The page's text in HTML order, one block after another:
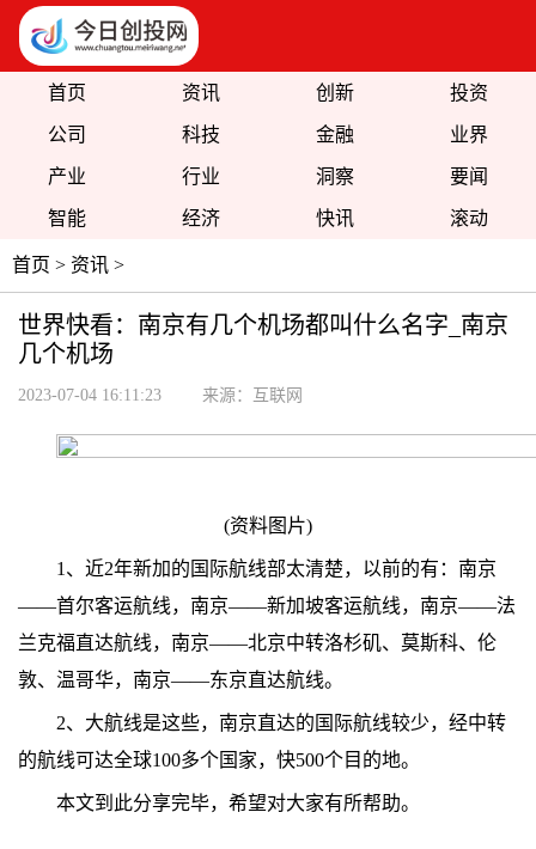
首页 资讯 创新 投资
公司 科技 金融 业界
产业 行业 洞察 要闻
智能 经济 快讯 滚动
首页 > 资讯 >
世界快看：南京有几个机场都叫什么名字_南京
几个机场
2023-07-04 16:11:23 来源：互联网
(资料图片)
1、近2年新加的国际航线部太清楚，以前的有：南京
——首尔客运航线，南京——新加坡客运航线，南京——法
兰克福直达航线，南京——北京中转洛杉矶、莫斯科、伦
敦、温哥华，南京——东京直达航线。
2、大航线是这些，南京直达的国际航线较少，经中转
的航线可达全球100多个国家，快500个目的地。
本文到此分享完毕，希望对大家有所帮助。